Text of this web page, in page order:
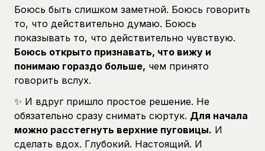
Боюсь быть слишком заметной. Боюсь говорить
то, что действительно думаю. Боюсь
показывать то, что действительно чувствую.
Боюсь открыто признавать, что вижу и
понимаю гораздо больше, чем принято
говорить вслух.
✨ И вдруг пришло простое решение. Не
обязательно сразу снимать сюртук. Для начала
можно расстегнуть верхние пуговицы. И
сделать вдох. Глубокий. Настоящий. И